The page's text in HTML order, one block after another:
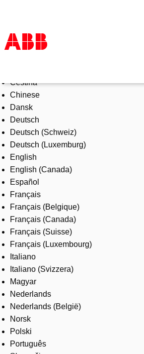
Products & Solutions
Industries
Services
About us
Where to buy
Contact us
Careers
Čeština
Chinese
Dansk
Deutsch
Deutsch (Schweiz)
Deutsch (Luxemburg)
English
English (Canada)
Español
Français
Français (Belgique)
Français (Canada)
Français (Suisse)
Français (Luxembourg)
Italiano
Italiano (Svizzera)
Magyar
Nederlands
Nederlands (België)
Norsk
Polski
Português